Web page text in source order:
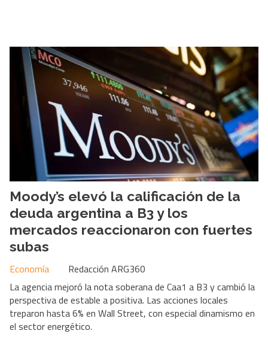
Moody’s elevó la calificación de la
deuda argentina a B3 y los
mercados reaccionaron con fuertes
subas
Redacción ARG360
Economía
La agencia mejoró la nota soberana de Caa1 a B3 y cambió la
perspectiva de estable a positiva. Las acciones locales
treparon hasta 6% en Wall Street, con especial dinamismo en
el sector energético.